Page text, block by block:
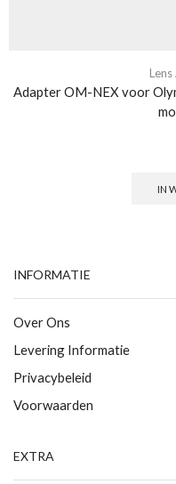
Adapter OM-NEX voor
IN
INFORMATIE
Over Ons
Levering Informatie
Privacybeleid
Voorwaarden
EXTRA